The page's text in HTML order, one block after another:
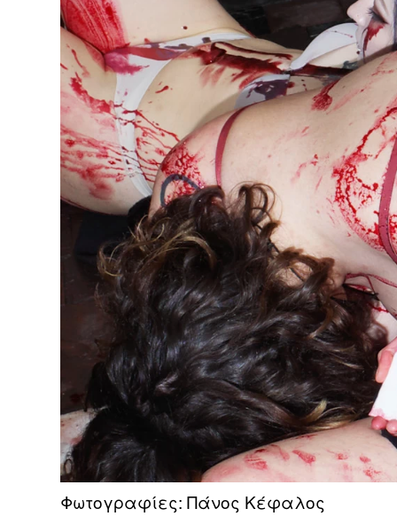
Φωτογραφίες: Πάνος Κέφαλος